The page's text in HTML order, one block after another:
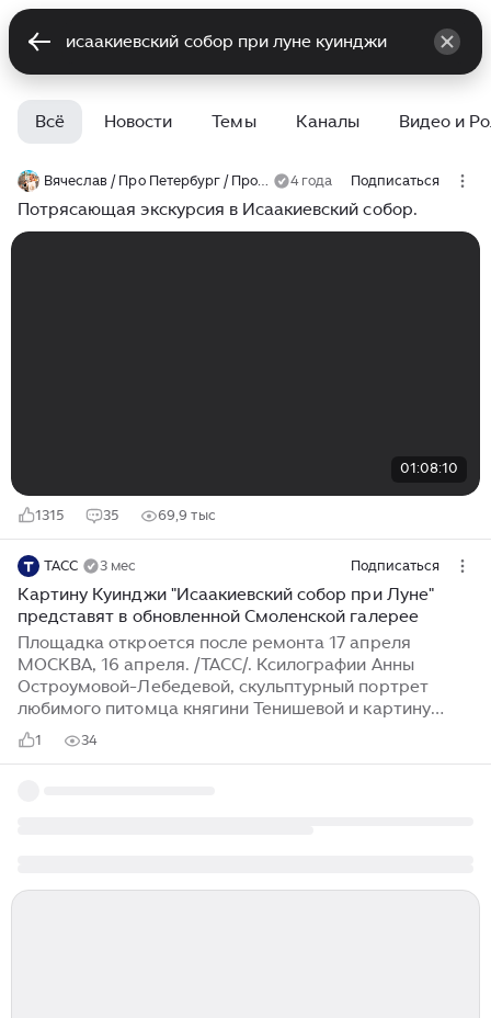
Всё Новости Темы Каналы Видео и
Вячеслав / Про Петербург / Прогулки 4 года Подписаться
Потрясающая экскурсия в Исаакиевский собор.
01:08:10
1315 35 69,9 тыс
ТАСС 3 мес Подписаться
Картину Куинджи "Исаакиевский собор при Луне"
представят в обновленной Смоленской галерее
Площадка откроется после ремонта 17 апреля
МОСКВА, 16 апреля. /ТАСС/. Ксилографии Анны
Остроумовой-Лебедевой, скульптурный портрет
любимого питомца княгини Тенишевой и картину
Архипа Куинджи "Исаакиевский собор при Луне"
представят в обновленной Смоленской
1 34